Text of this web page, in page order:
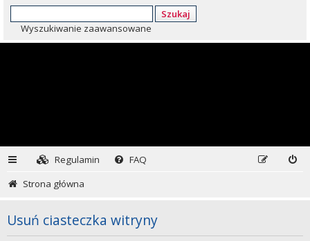
Szukaj
Wyszukiwanie zaawansowane
Regulamin
FAQ
Strona główna
Usuń ciasteczka witryny